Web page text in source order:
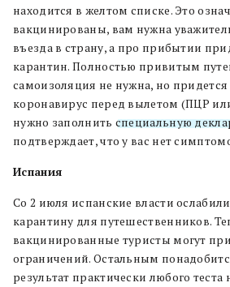
находится в желтом списке. Это
вакцинированы, вам нужна
въезда в страну, а про прибытии
карантин. Полностью привитым
самоизоляция не нужна, но придется
коронавирус перед вылетом (ПЦР
нужно заполнить специальную
подтверждает, что у вас нет
Испания
Со 2 июля испанские власти
карантину для путешественников.
вакцинированные туристы могут
ограничений. Остальным
результат практически любого теста